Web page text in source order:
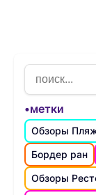
•метки
Обзоры
Бордер ран
Обзоры